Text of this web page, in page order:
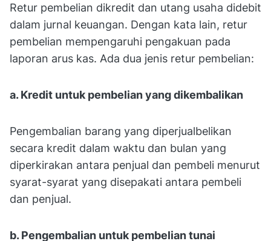
Retur pembelian dikredit dan utang usaha didebit
dalam jurnal keuangan. Dengan kata lain, retur
pembelian mempengaruhi pengakuan pada
laporan arus kas. Ada dua jenis retur pembelian:
a. Kredit untuk pembelian yang dikembalikan
Pengembalian barang yang diperjualbelikan
secara kredit dalam waktu dan bulan yang
diperkirakan antara penjual dan pembeli menurut
syarat-syarat yang disepakati antara pembeli
dan penjual.
b. Pengembalian untuk pembelian tunai